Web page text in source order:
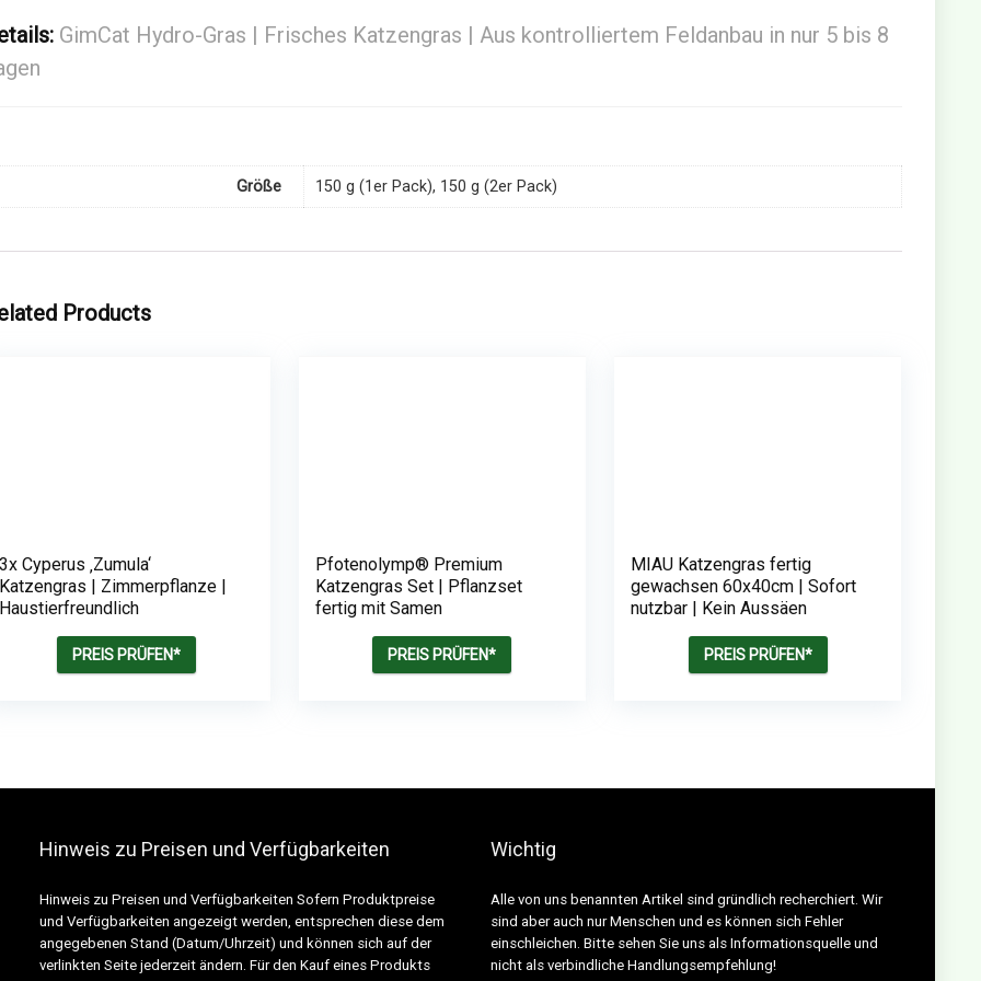
GimCat Hydro-Gras | Frisches Katzengras | Aus kontrolliertem Feldanbau in nur 5 bis 8
Größe 150 g (1er Pack), 150 g (2er Pack)
Products
3x Cyperus ‚Zumula‘
Katzengras | Zimmerpflanze |
Haustierfreundlich
PREIS PRÜFEN*
Pfotenolymp® Premium
Katzengras Set | Pflanzset
fertig mit Samen
PREIS PRÜFEN*
MIAU Katzengras fertig
gewachsen 60x40cm | Sofort
nutzbar | Kein Aussäen
PREIS PRÜFEN*
Hinweis zu Preisen und Verfügbarkeiten
Hinweis zu Preisen und Verfügbarkeiten Sofern Produktpreise
und Verfügbarkeiten angezeigt werden, entsprechen diese dem
angegebenen Stand (Datum/Uhrzeit) und können sich auf der
verlinkten Seite jederzeit ändern. Für den Kauf eines Produkts
Wichtig
Alle von uns benannten Artikel sind gründlich recherchiert. Wir
sind aber auch nur Menschen und es können sich Fehler
einschleichen. Bitte sehen Sie uns als Informationsquelle und
nicht als verbindliche Handlungsempfehlung!